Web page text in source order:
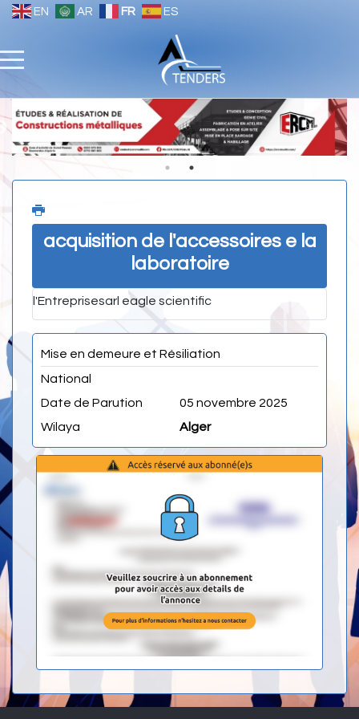
EN AR FR ES
acquisition de l'accessoires e la
laboratoire
l'Entreprisesarl eagle scientific
Mise en demeure et Résiliation
National
Date de Parution
05 novembre 2025
Wilaya
Alger